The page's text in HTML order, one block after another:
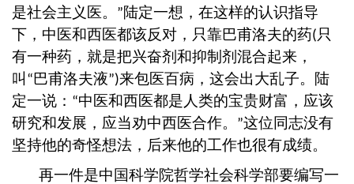
是社会主义医。
”陆定一想，在这样的认识指导
下，中医和西医都该反对，只靠巴甫洛夫的药( 只
有一种药，就是把兴奋剂和抑制剂混合起来，
叫 “ 巴甫洛夫液”)来包医百病，这会出大乱子。陆
定一说： “中医和西医都是人类的宝贵财富，应该
研究和发展，应当劝中西医合作。
”这位同志没有
坚持他的奇怪想法，后来他的工作也很有成绩。
再一件是中国科学院哲学社会科学部要编写一